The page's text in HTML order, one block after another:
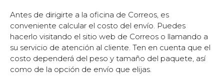
Antes de dirigirte a la oficina de Correos, es
conveniente calcular el costo del envío. Puedes
hacerlo visitando el sitio web de Correos o llamando a
su servicio de atención al cliente. Ten en cuenta que el
costo dependerá del peso y tamaño del paquete, así
como de la opción de envío que elijas.